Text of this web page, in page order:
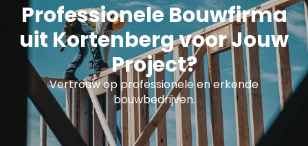
Professionele Bouwfirma
uit Kortenberg voor Jouw
Project?
Vertrouw op professionele en erkende
bouwbedrijven.